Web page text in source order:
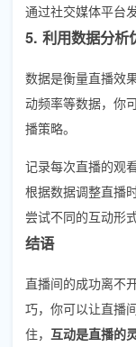
通过社交媒体平台
5. 利用数据分析
数据是衡量直播效
动频率等数据，你
播策略。
记录每次直播的观
根据数据调整直播
尝试不同的互动形
结语
直播间的成功离不
巧，你可以让直播
住， 互动是直播的